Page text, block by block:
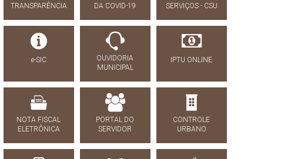
TRANSPARÊNCIA
DA COVID-19
SERVIÇOS - CSU
e-SIC
OUVIDORIA
MUNICIPAL
IPTU ONLINE
NOTA FISCAL
ELETRÔNICA
PORTAL DO
SERVIDOR
CONTROLE
URBANO